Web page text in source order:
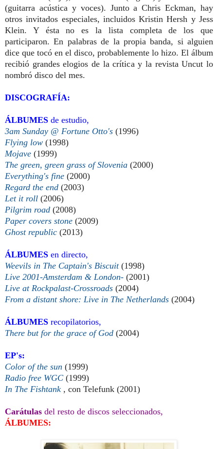
(guitarra acústica y voces). Junto a Chris Eckman, hay
otros invitados especiales, incluidos Kristin Hersh y Jess
Klein. Y ésta no es la lista completa de los que
participaron. En palabras de la propia banda, si alguien
dice que tocó en el disco, probablemente lo hizo. El álbum
recibió grandes elogios de la crítica y la revista Uncut lo
nombró disco del mes.
DISCOGRAFÍA:
ÁLBUMES de estudio,
3am Sunday @ Fortune Otto's (1996)
Flying low (1998)
Mojave (1999)
The green, green grass of Slovenia (2000)
Everything's fine (2000)
Regard the end (2003)
Let it roll (2006)
Pilgrim road (2008)
Paper covers stone (2009)
Ghost republic (2013)
ÁLBUMES en directo,
Weevils in The Captain's Biscuit (1998)
Live 2001-Amsterdam & London- (2001)
Live at Rockpalast-Crossroads (2004)
From a distant shore: Live in The Netherlands (2004)
ÁLBUMES recopilatorios,
There but for the grace of God (2004)
EP's:
Color of the sun (1999)
Radio free WGC (1999)
In The Fishtank , con Telefunk (2001)
Carátulas del resto de discos seleccionados,
ÁLBUMES: